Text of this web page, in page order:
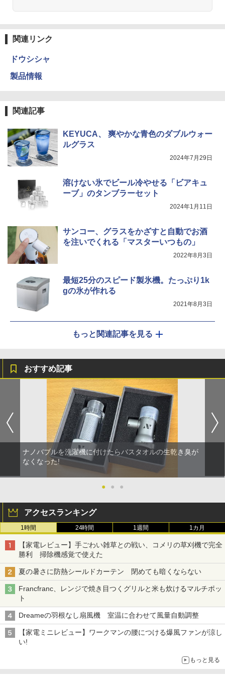
関連リンク
ドウシシャ
製品情報
関連記事
KEYUCA、 爽やかな青色のダブルウォー
ルグラス
2024年7月29日
溶けない氷でビール冷やせる「ビアキュ
ーブ」のタンブラーセット
2024年1月11日
サンコー、グラスをかざすと自動でお酒
を注いでくれる「マスターいつもの」
2022年8月3日
最短25分のスピード製氷機。たっぷり1k
gの氷が作れる
2021年8月3日
もっと関連記事を見る
おすすめ記事
ナノバブルを洗濯機に付けたらバスタオルの生乾き臭が
なくなった!
● ● ●
アクセスランキング
1時間 24時間 1週間 1カ月
【家電レビュー】手ごわい雑草との戦い、コメリの草刈機で完全
勝利 掃除機感覚で使えた
夏の暑さに防熱シールドカーテン 閉めても暗くならない
Francfranc、レンジで焼き目つくグリルと米も炊けるマルチポッ
ト
Dreameの羽根なし扇風機 室温に合わせて風量自動調整
【家電ミニレビュー】ワークマンの腰につける爆風ファンが涼し
い!
もっと見る